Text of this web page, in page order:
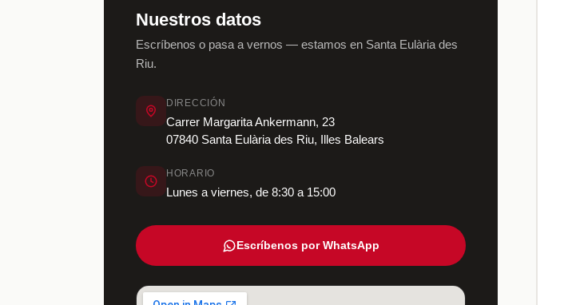
Nuestros datos
Escríbenos o pasa a vernos — estamos en Santa Eulària des
Riu.
DIRECCIÓN
Carrer Margarita Ankermann, 23
07840 Santa Eulària des Riu, Illes Balears
HORARIO
Lunes a viernes, de 8:30 a 15:00
Escríbenos por WhatsApp